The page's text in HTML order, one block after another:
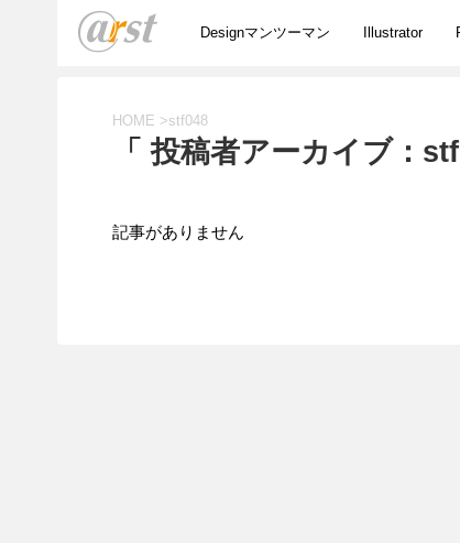
Designマンツーマン Illustrator
HOME >stf048
「 投稿者アーカイブ：
記事がありません